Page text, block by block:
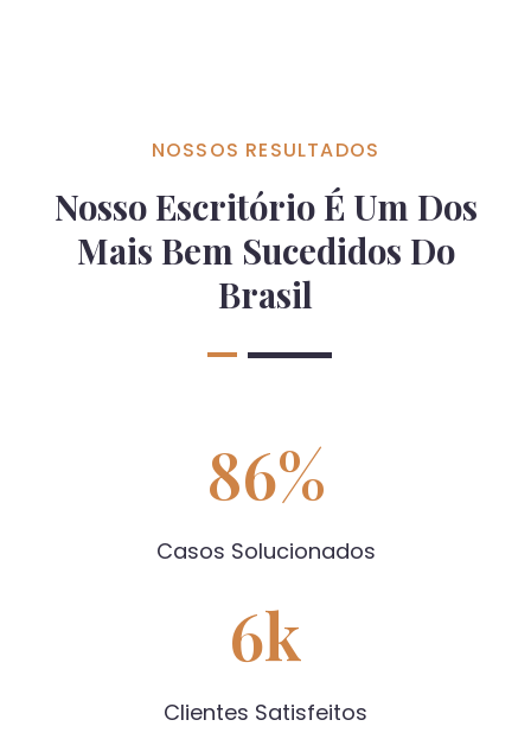
NOSSOS RESULTADOS
Nosso Escritório É Um Dos
Mais Bem Sucedidos Do
Brasil
86%
Casos Solucionados
6k
Clientes Satisfeitos